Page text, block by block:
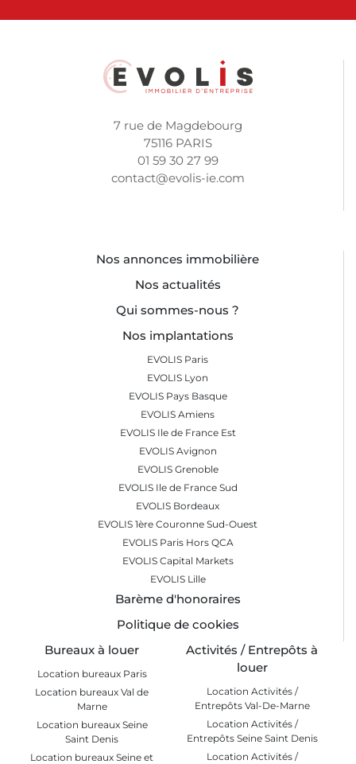
7 rue de Magdebourg
75116 PARIS
01 59 30 27 99
contact@evolis-ie.com
Nos annonces immobilière
Nos actualités
Qui sommes-nous ?
Nos implantations
EVOLIS Paris
EVOLIS Lyon
EVOLIS Pays Basque
EVOLIS Amiens
EVOLIS Ile de France Est
EVOLIS Avignon
EVOLIS Grenoble
EVOLIS Ile de France Sud
EVOLIS Bordeaux
EVOLIS 1ère Couronne Sud-Ouest
EVOLIS Paris Hors QCA
EVOLIS Capital Markets
EVOLIS Lille
Barème d'honoraires
Politique de cookies
Bureaux à louer
Location bureaux Paris
Location bureaux Val de
Marne
Location bureaux Seine
Saint Denis
Location bureaux Seine et
Activités / Entrepôts à
louer
Location Activités /
Entrepôts Val-De-Marne
Location Activités /
Entrepôts Seine Saint Denis
Location Activités /